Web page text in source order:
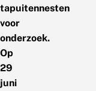
tapuitennesten
voor
onderzoek.
Op
29
juni